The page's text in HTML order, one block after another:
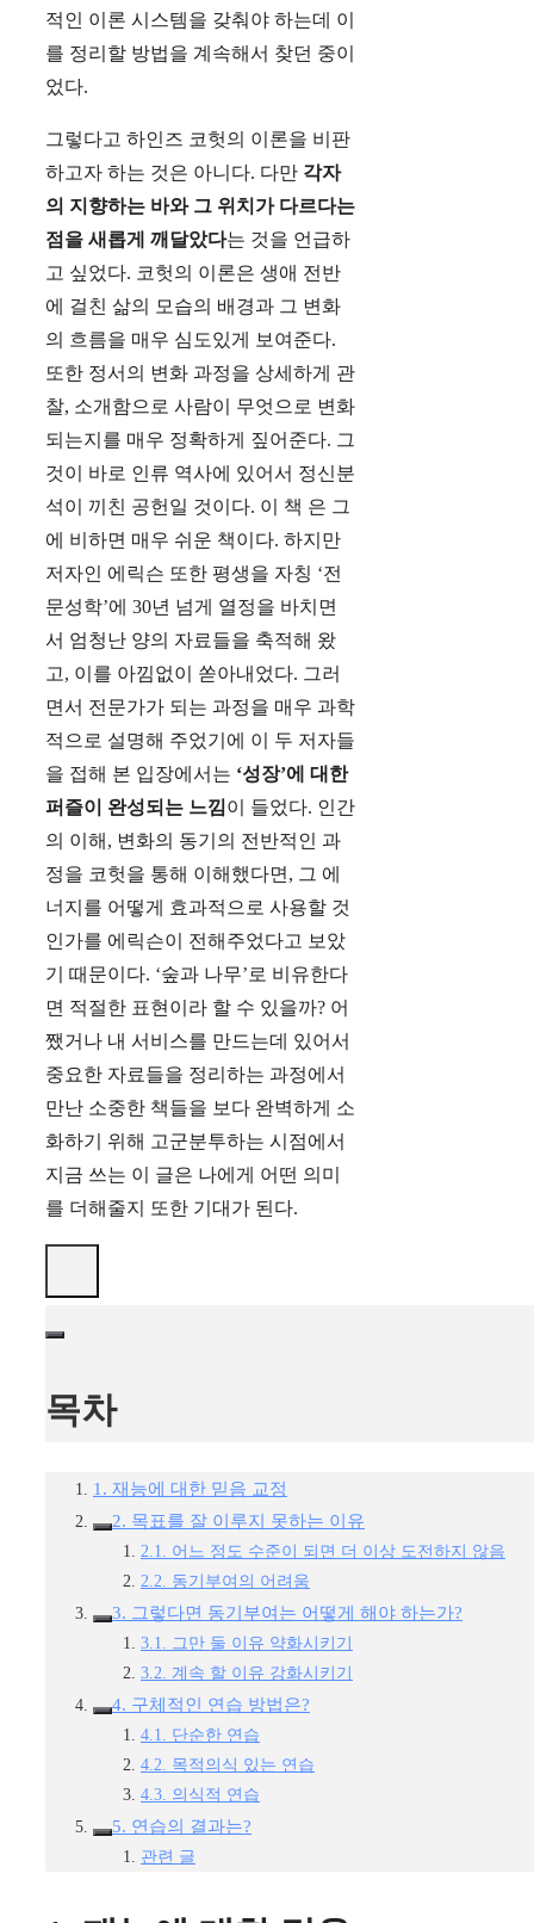
적인 이론 시스템을 갖춰야 하는데 이
를 정리할 방법을 계속해서 찾던 중이
었다.
그렇다고 하인즈 코헛의 이론을 비판
하고자 하는 것은 아니다. 다만 각자
의 지향하는 바와 그 위치가 다르다는
점을 새롭게 깨달았다는 것을 언급하
고 싶었다. 코헛의 이론은 생애 전반
에 걸친 삶의 모습의 배경과 그 변화
의 흐름을 매우 심도있게 보여준다.
또한 정서의 변화 과정을 상세하게 관
찰, 소개함으로 사람이 무엇으로 변화
되는지를 매우 정확하게 짚어준다. 그
것이 바로 인류 역사에 있어서 정신분
석이 끼친 공헌일 것이다. 이 책 은 그
에 비하면 매우 쉬운 책이다. 하지만
저자인 에릭슨 또한 평생을 자칭 ‘전
문성학’에 30년 넘게 열정을 바치면
서 엄청난 양의 자료들을 축적해 왔
고, 이를 아낌없이 쏟아내었다. 그러
면서 전문가가 되는 과정을 매우 과학
적으로 설명해 주었기에 이 두 저자들
을 접해 본 입장에서는 ‘성장’에 대한
퍼즐이 완성되는 느낌이 들었다. 인간
의 이해, 변화의 동기의 전반적인 과
정을 코헛을 통해 이해했다면, 그 에
너지를 어떻게 효과적으로 사용할 것
인가를 에릭슨이 전해주었다고 보았
기 때문이다. ‘숲과 나무’로 비유한다
면 적절한 표현이라 할 수 있을까? 어
쨌거나 내 서비스를 만드는데 있어서
중요한 자료들을 정리하는 과정에서
만난 소중한 책들을 보다 완벽하게 소
화하기 위해 고군분투하는 시점에서
지금 쓰는 이 글은 나에게 어떤 의미
를 더해줄지 또한 기대가 된다.
목차
1. 재능에 대한 믿음 교정
2. 목표를 잘 이루지 못하는 이유
2.1. 어느 정도 수준이 되면 더 이상 도전하지 않음
2.2. 동기부여의 어려움
3. 그렇다면 동기부여는 어떻게 해야 하는가?
3.1. 그만 둘 이유 약화시키기
3.2. 계속 할 이유 강화시키기
4. 구체적인 연습 방법은?
4.1. 단순한 연습
4.2. 목적의식 있는 연습
4.3. 의식적 연습
5. 연습의 결과는?
관련 글